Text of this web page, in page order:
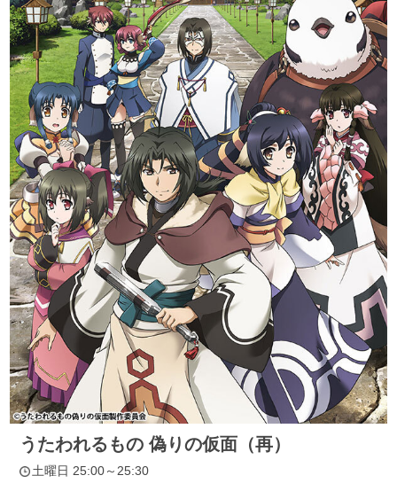
うたわれるもの 偽りの仮面（再）
土曜日 25:00～25:30